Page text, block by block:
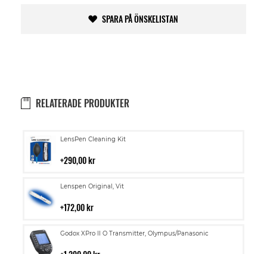
SPARA PÅ ÖNSKELISTAN
RELATERADE PRODUKTER
LensPen Cleaning Kit
290,00 kr
Lägg
i
Lenspen Original, Vit
172,00 kr
Lägg
i
Godox XPro II O Transmitter, Olympus/Panasonic
Lägg